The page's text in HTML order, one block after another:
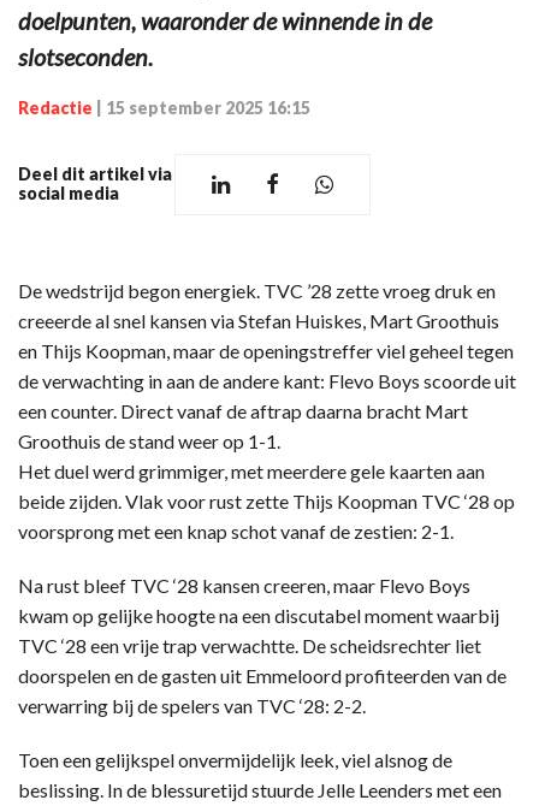
doelpunten, waaronder de winnende in de
slotseconden.
Redactie 15 september 2025 16:15
Deel dit artikel via
social media
De wedstrijd begon energiek. TVC ’28 zette vroeg druk en
creeerde al snel kansen via Stefan Huiskes, Mart Groothuis
en Thijs Koopman, maar de openingstreffer viel geheel tegen
de verwachting in aan de andere kant: Flevo Boys scoorde uit
een counter. Direct vanaf de aftrap daarna bracht Mart
Groothuis de stand weer op 1-1.
Het duel werd grimmiger, met meerdere gele kaarten aan
beide zijden. Vlak voor rust zette Thijs Koopman TVC ‘28 op
voorsprong met een knap schot vanaf de zestien: 2-1.
Na rust bleef TVC ‘28 kansen creeren, maar Flevo Boys
kwam op gelijke hoogte na een discutabel moment waarbij
TVC ‘28 een vrije trap verwachtte. De scheidsrechter liet
doorspelen en de gasten uit Emmeloord profiteerden van de
verwarring bij de spelers van TVC ‘28: 2-2.
Toen een gelijkspel onvermijdelijk leek, viel alsnog de
beslissing. In de blessuretijd stuurde Jelle Leenders met een